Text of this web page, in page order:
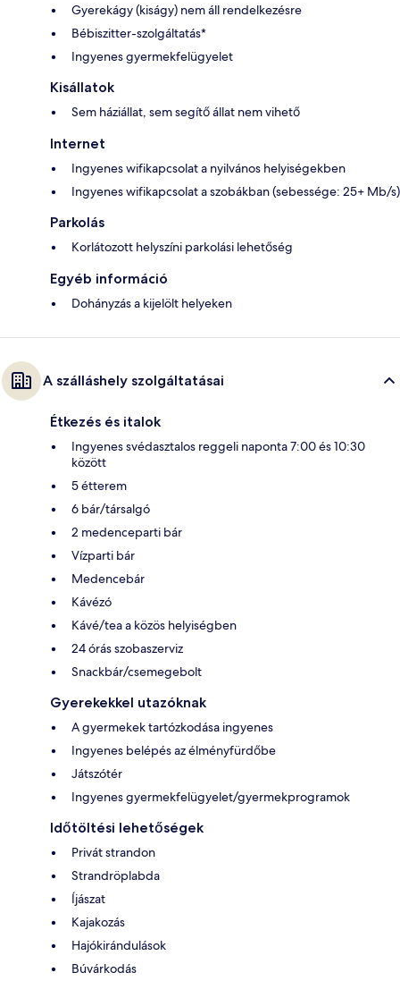
Gyerekágy (kiságy) nem áll rendelkezésre
Bébiszitter-szolgáltatás*
Ingyenes gyermekfelügyelet
Kisállatok
Sem háziállat, sem segítő állat nem vihető
Internet
Ingyenes wifikapcsolat a nyilvános helyiségekben
Ingyenes wifikapcsolat a szobákban (sebessége: 25+ Mb/s)
Parkolás
Korlátozott helyszíni parkolási lehetőség
Egyéb információ
Dohányzás a kijelölt helyeken
A szálláshely szolgáltatásai
Étkezés és italok
Ingyenes svédasztalos reggeli naponta 7:00 és 10:30
között
5 étterem
6 bár/társalgó
2 medenceparti bár
Vízparti bár
Medencebár
Kávézó
Kávé/tea a közös helyiségben
24 órás szobaszerviz
Snackbár/csemegebolt
Gyerekekkel utazóknak
A gyermekek tartózkodása ingyenes
Ingyenes belépés az élményfürdőbe
Játszótér
Ingyenes gyermekfelügyelet/gyermekprogramok
Időtöltési lehetőségek
Privát strandon
Strandröplabda
Íjászat
Kajakozás
Hajókirándulások
Búvárkodás